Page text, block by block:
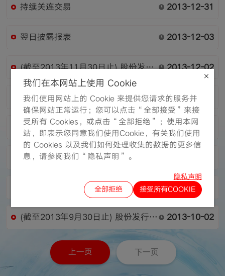
持续关连交易 2013-12-31
翌日披露报表 2013-12-03
(截至2013年11月30日止) 股份发行
人的证券变动月报表
2013-12-02
(截至2013年10月31日止) 股份发行
人的证券变动月报表
2013-11-01
翌日披露报表 2013-10-11
翌日披露报表
2013-10-09
(截至2013年9月30日止) 股份发行人
的证券变动月报表
2013-10-02
上一页 下一页
我们在本网站上使用 Cookie
我们使用网站上的 Cookie 来提供您请求的服务并
确保网站正常运行；您可以点击“全部接受”来接
受所有 Cookies，或点击“全部拒绝”；使用本网
站，即表示您同意我们使用Cookie，有关我们使用
的 Cookies 以及我们如何处理收集的数据的更多信
息，请参阅我们“隐私声明”。
隐私声明
全部拒绝
接受所有COOKIE